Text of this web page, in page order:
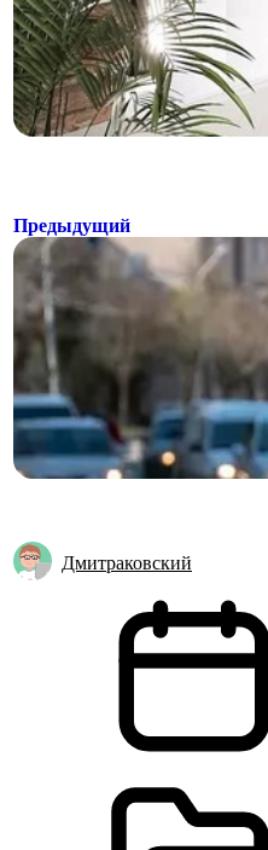
Предыдущий
Дмитраковский